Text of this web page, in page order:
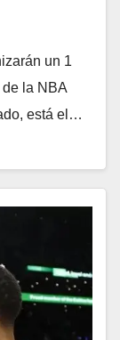
un 1
la NBA
está el…